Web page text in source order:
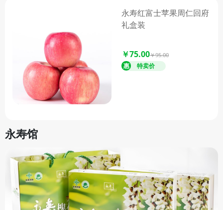
区，华北地区最大的樱桃生产基
地。此外，店内还有口感独特、
晚熟质优、味美耐贮的绛县苹
果。 绛县特产馆坚持为大家提
供绿色、天然、健康的农产品，
让您品尝到原汁原味的绛县味
道，感受绛县的独特魅力。
永寿红富士苹果周仁回府
礼盒装
￥75.00￥95.00
永寿馆